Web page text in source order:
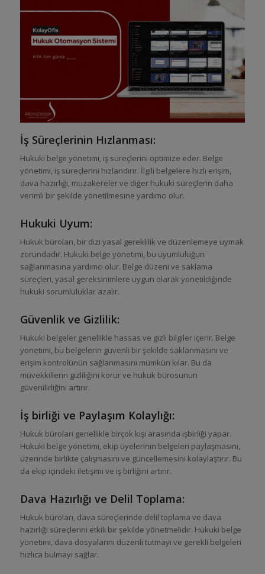
İş Süreçlerinin Hızlanması:
Hukuki belge yönetimi, iş süreçlerini optimize eder. Belge
yönetimi, iş süreçlerini hızlandırır. İlgili belgelere hızlı erişim,
dava hazırlığı, müzakereler ve diğer hukuki süreçlerin daha
verimli bir şekilde yönetilmesine yardımcı olur.
Hukuki Uyum:
Hukuk büroları, bir dizi yasal gereklilik ve düzenlemeye uymak
zorundadır. Hukuki belge yönetimi, bu uyumluluğun
sağlanmasına yardımcı olur. Belge düzeni ve saklama
süreçleri, yasal gereksinimlere uygun olarak yönetildiğinde
hukuki sorumluluklar azalır.
Güvenlik ve Gizlilik:
Hukuki belgeler genellikle hassas ve gizli bilgiler içerir. Belge
yönetimi, bu belgelerin güvenli bir şekilde saklanmasını ve
erişim kontrolünün sağlanmasını mümkün kılar. Bu da
müvekkillerin gizliliğini korur ve hukuk bürosunun
güvenilirliğini artırır.
İş birliği ve Paylaşım Kolaylığı:
Hukuk büroları genellikle birçok kişi arasında işbirliği yapar.
Hukuki belge yönetimi, ekip üyelerinin belgeleri paylaşmasını,
üzerinde birlikte çalışmasını ve güncellemesini kolaylaştırır. Bu
da ekip içindeki iletişimi ve iş birliğini artırır.
Dava Hazırlığı ve Delil Toplama:
Hukuk büroları, dava süreçlerinde delil toplama ve dava
hazırlığı süreçlerini etkili bir şekilde yönetmelidir. Hukuki belge
yönetimi, dava dosyalarını düzenli tutmayı ve gerekli belgeleri
hızlıca bulmayı sağlar.